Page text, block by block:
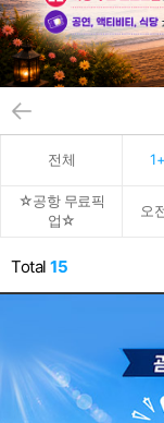
전체
☆공항 무료픽
업☆
오
Total 15